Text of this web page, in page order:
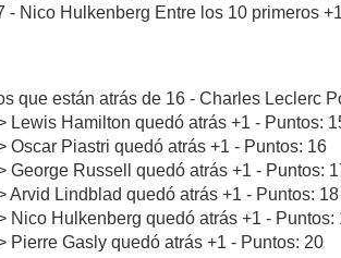
- Nico Hulkenberg Entre los 10 primeros
que están atrás de 16 - Charles Leclerc
Lewis Hamilton quedó atrás +1 - Puntos:
Oscar Piastri quedó atrás +1 - Puntos: 16
George Russell quedó atrás +1 - Puntos:
Arvid Lindblad quedó atrás +1 - Puntos: 18
Nico Hulkenberg quedó atrás +1 - Puntos:
Pierre Gasly quedó atrás +1 - Puntos: 20